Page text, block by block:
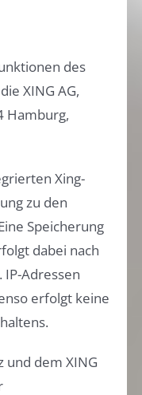
des
XING AG,
Hamburg,
Xing-
zu den
Speicherung
dabei nach
Adressen
erfolgt keine
und dem XING